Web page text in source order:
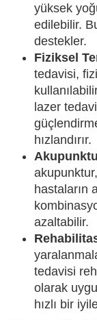
yüksek
edilebilir.
destekler.
Fiziksel
tedavisi,
lazer
hızlandırır.
hastaların
azaltabilir.
tedavisi
olarak
hızlı bir